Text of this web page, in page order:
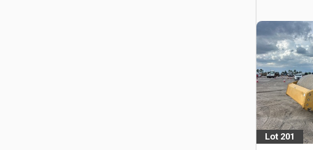
Lot 201